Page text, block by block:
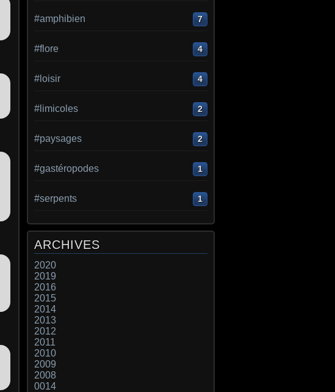
#amphibien 7
#flore 4
#loisir 4
#limicoles 2
#paysages 2
#gastéropodes 1
#serpents 1
ARCHIVES
2020
2019
2016
2015
2014
2013
2012
2011
2010
2009
2008
0014